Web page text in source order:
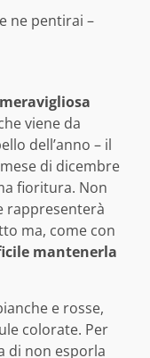
ne pentirai –
viene da
dell’anno – il
di dicembre
fioritura. Non
rappresenterà
ma, come con
mantenerla
e rosse,
colorate. Per
di non esporla